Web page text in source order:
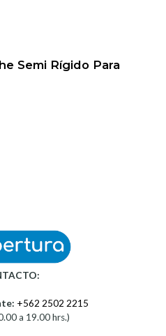
Semi Rígido Para
+562 2502 2215
a 19.00 hrs.)